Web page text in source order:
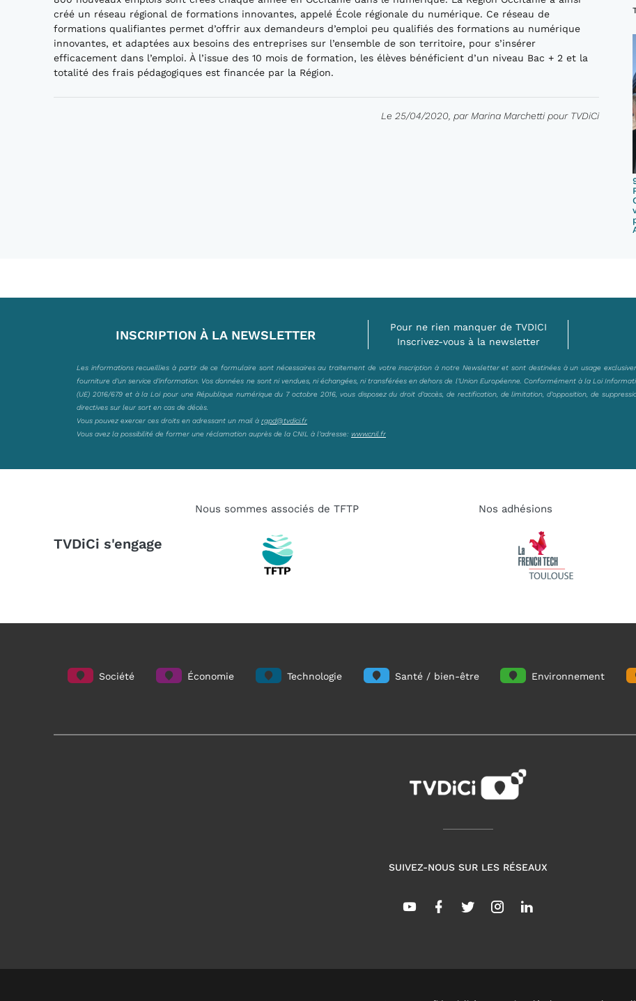
créé un réseau régional de formations innovantes, appelé École régionale du numérique. Ce réseau de
formations qualifiantes permet d’offrir aux demandeurs d’emploi peu qualifiés des formations au numérique
innovantes, et adaptées aux besoins des entreprises sur l’ensemble de son territoire, pour s’insérer
efficacement dans l’emploi. À l’issue des 10 mois de formation, les élèves bénéficient d’un niveau Bac + 2 et la
totalité des frais pédagogiques est financée par la Région.
Le 25/04/2020, par Marina Marchetti pour TVDiCi
INSCRIPTION À LA NEWSLETTER
Pour ne rien manquer de TVDICI
Inscrivez-vous à la newsletter
Les informations recueillies à partir de ce formulaire sont nécessaires au traitement de votre inscription à notre Newsletter et sont destinées à un usage
fourniture d’un service d’information. Vos données ne sont ni vendues, ni échangées, ni transférées en dehors de l’Union Européenne. Conformément à la Loi
(UE) 2016/679 et à la Loi pour une République numérique du 7 octobre 2016, vous disposez du droit d’accès, de rectification, de limitation, d’opposition, de
directives sur leur sort en cas de décès.
Vous pouvez exercer ces droits en adressant un mail à rgpd@tvdici.fr
Vous avez la possibilité de former une réclamation auprès de la CNIL à l’adresse: www.cnil.fr
TVDiCi s'engage
Nous sommes associés de TFTP Nos adhésions
Société Économie Technologie Santé / bien-être Environnement
SUIVEZ-NOUS SUR LES RÉSEAUX